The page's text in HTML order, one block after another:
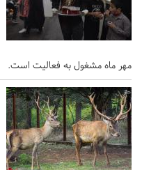
مهر ماه مشغول به فعالیت است.